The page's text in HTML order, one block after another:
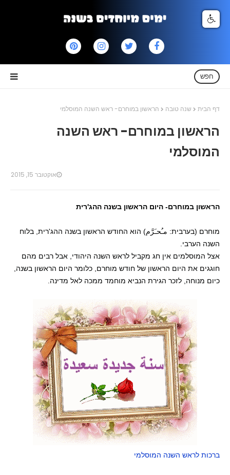
חפש
דף הבית שנה טובה הראשון במוחרם- ראש השנה המוסלמי
הראשון במוחרם- ראש השנה
המוסלמי
אוקטובר 15, 2015
הראשון במוחרם- היום הראשון בשנה ההג'רית
מוחרם (בערבית: مـُحـَرَّم) הוא החודש הראשון בשנה ההג'רית, בלוח
השנה הערבי.
אצל המוסלמים אין חג מקביל לראש השנה היהודי, אבל רבים מהם
חוגגים את היום הראשון של חודש מוחרם, כלומר היום הראשון בשנה,
כיום מנוחה, לזכר הגירת הנביא מוחמד ממכה לאל מדינה.
ברכות לראש השנה המוסלמי